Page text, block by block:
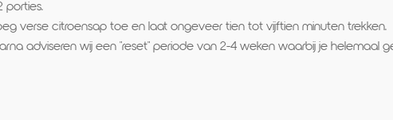
porties.
verse citroensap toe en laat ongeveer tien tot vijftien minuten trekken.
adviseren wij een "reset" periode van 2-4 weken waarbij je helemaal